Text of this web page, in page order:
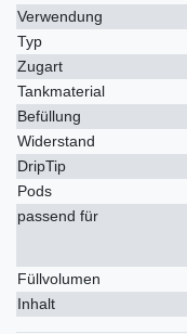
Verwendung
Typ
Zugart
Tankmaterial
Befüllung
Widerstand
DripTip
Pods
passend für
Füllvolumen
Inhalt